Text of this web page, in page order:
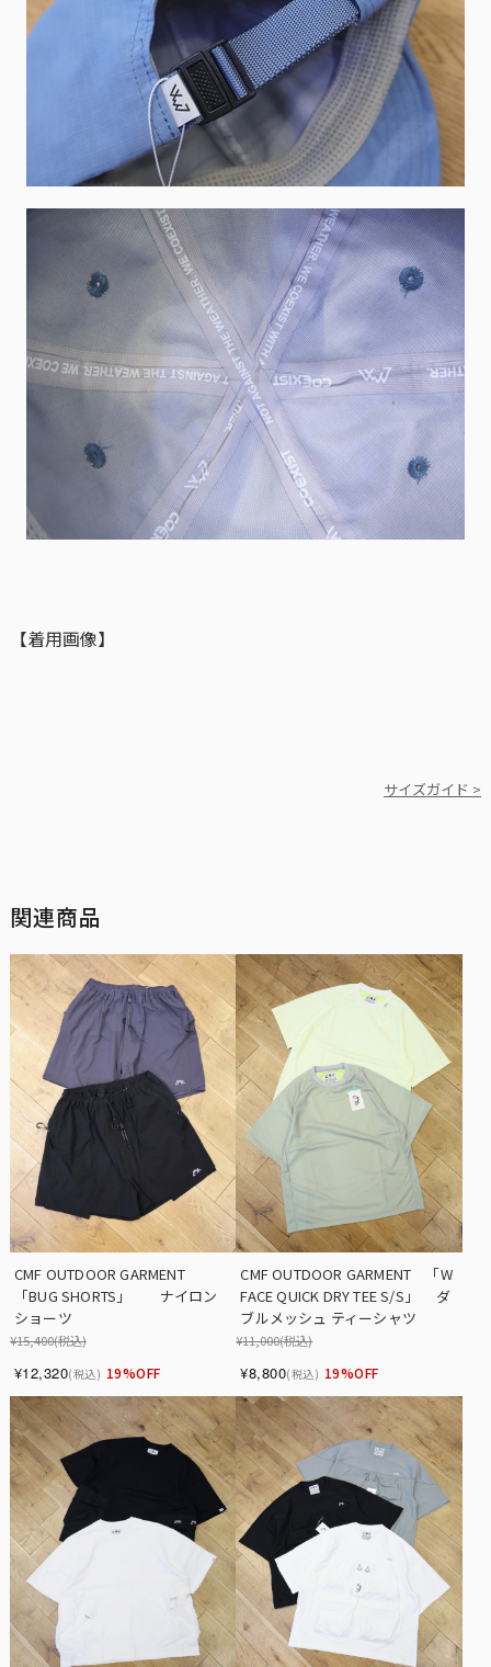
【着用画像】
サイズガイド >
関連商品
CMF OUTDOOR GARMENT
「BUG SHORTS」　　ナイロン
ショーツ
¥15,400(税込)
¥12,320(税込) 19%OFF
CMF OUTDOOR GARMENT　「W
FACE QUICK DRY TEE S/S」　 ダ
ブルメッシュ ティーシャツ
¥11,000(税込)
¥8,800(税込) 19%OFF